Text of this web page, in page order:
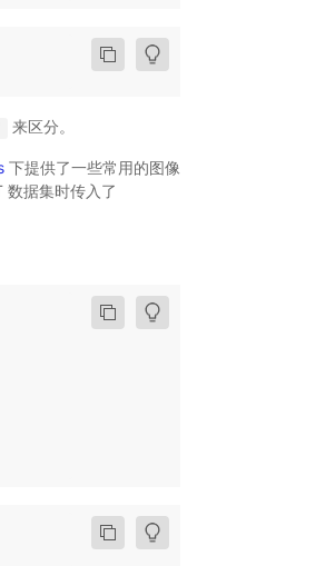
来区分。
下提供了一些常用的图像
数据集时传入了